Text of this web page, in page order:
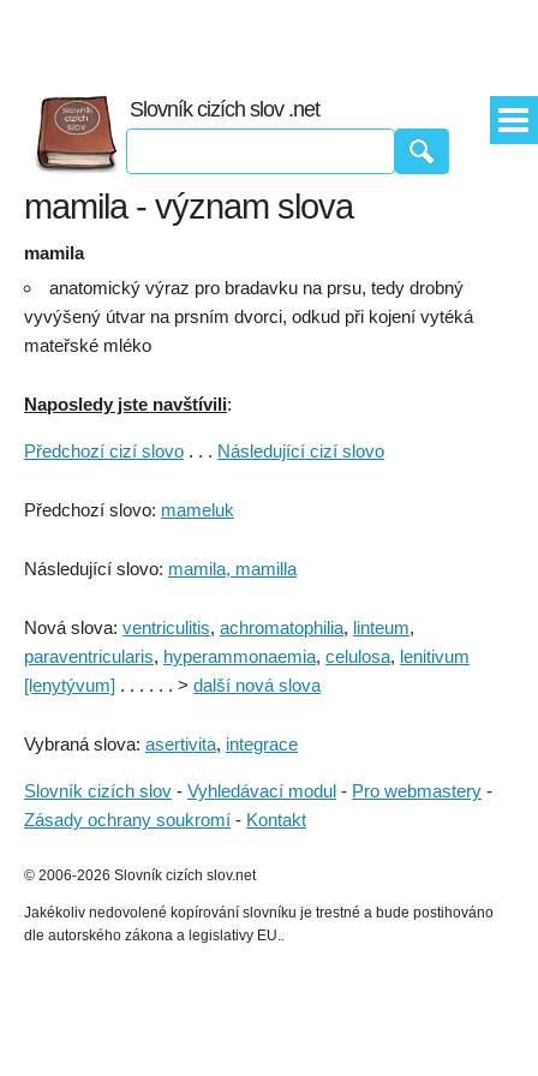
Slovník cizích slov .net
mamila - význam slova
mamila
anatomický výraz pro bradavku na prsu, tedy drobný
vyvýšený útvar na prsním dvorci, odkud při kojení vytéká
mateřské mléko
Naposledy jste navštívili:
Předchozí cizí slovo . . . Následující cizí slovo
Předchozí slovo: mameluk
Následující slovo: mamila, mamilla
Nová slova: ventriculitis, achromatophilia, linteum,
paraventricularis, hyperammonaemia, celulosa, lenitivum
[lenytývum] . . . . . . > další nová slova
Vybraná slova: asertivita, integrace
Slovník cizích slov - Vyhledávací modul - Pro webmastery -
Zásady ochrany soukromí - Kontakt
© 2006-2026 Slovník cizích slov.net
Jakékoliv nedovolené kopírování slovníku je trestné a bude postihováno
dle autorského zákona a legislativy EU..